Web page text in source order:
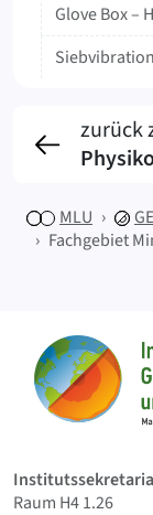
Glove Box –
zurück
MLU
Fachgebiet
Startseite
Raum H4 1.26